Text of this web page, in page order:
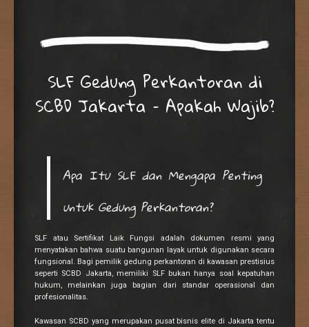
SLF Gedung Perkantoran di
SCBD Jakarta – Apakah Wajib?
Apa Itu SLF dan Mengapa Penting
untuk Gedung Perkantoran?
SLF atau Sertifikat Laik Fungsi adalah dokumen resmi yang
menyatakan bahwa suatu bangunan layak untuk digunakan secara
fungsional. Bagi pemilik gedung perkantoran di kawasan prestisius
seperti SCBD Jakarta, memiliki SLF bukan hanya soal kepatuhan
hukum, melainkan juga bagian dari standar operasional dan
profesionalitas.
Kawasan SCBD yang merupakan pusat bisnis elite di Jakarta tentu